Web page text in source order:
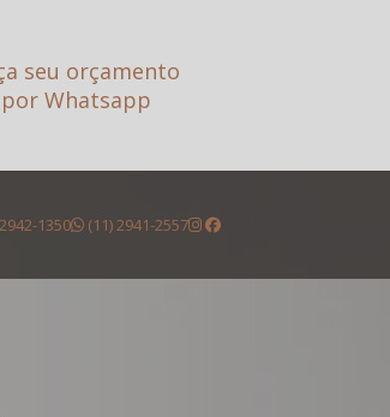
seu orçamento
por Whatsapp
1350 (11) 2941-2557